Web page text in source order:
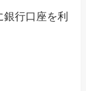
行口座を利